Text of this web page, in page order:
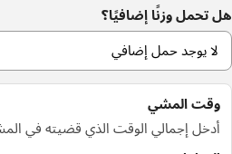
هل تحمل وزنًا إضافيًا؟
وقت المشي
أدخل إجمالي الوقت الذي قضيته في المشي. مثلًا، ساعة و30 دقيقة تعني إدخال 1